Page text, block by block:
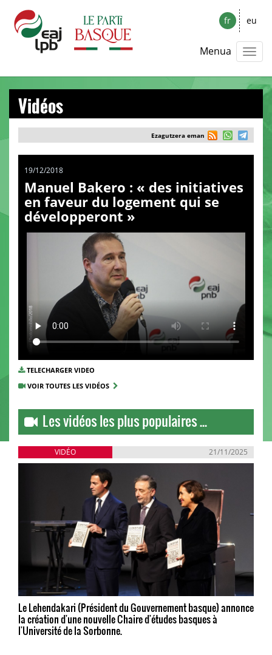
fr eu
Menua
Vidéos
Ezagutzera eman
19/12/2018
Manuel Bakero : « des initiatives
en faveur du logement qui se
développeront »
TELECHARGER VIDEO
VOIR TOUTES LES VIDÉOS
Les vidéos les plus populaires ...
VIDÉO 21/11/2025
Le Lehendakari (Président du Gouvernement basque) annonce
la création d'une nouvelle Chaire d'études basques à
l'Université de la Sorbonne.